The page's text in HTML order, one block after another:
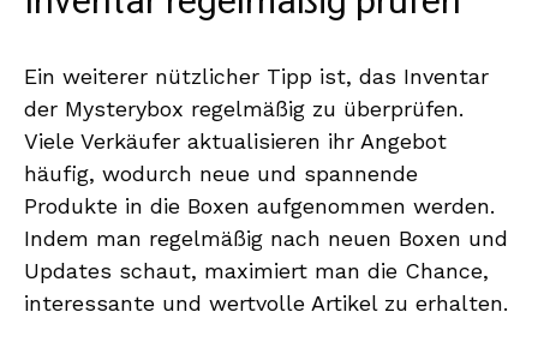
Ein weiterer nützlicher Tipp ist, das Inventar
der Mysterybox regelmäßig zu überprüfen.
Viele Verkäufer aktualisieren ihr Angebot
häufig, wodurch neue und spannende
Produkte in die Boxen aufgenommen werden.
Indem man regelmäßig nach neuen Boxen und
Updates schaut, maximiert man die Chance,
interessante und wertvolle Artikel zu erhalten.